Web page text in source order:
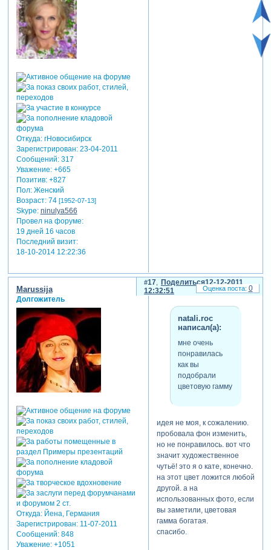
Откуда:гНовосибирск
Зарегистрирован: 23-04-2011
Сообщений:317
Уважение: +665
Позитив: +827
Пол:Женский
Возраст:74 [1952-07-13]
Skype: ninulya566
Провел на форуме:
19 дней 16 часов
Последний визит:
18-10-2014 12:22:36
Поделиться
17
12-12-2011
12:32:51
Marussija
Долгожитель
Откуда:Йена, Германия
Зарегистрирован: 11-07-2011
Сообщений:848
Уважение: +1051
natali.roc
написал(а):
мне очень
понравилась
как вы
подобрали
цветовую гамму
идея не моя, к сожалению.
пробовала фон изменить,
но не понравилось. вот что
значит художественное
чутьё! это я о кате, конечно.
на этот цвет ложится любой
другой. а на
использованных фото, если
вы заметили, цветовая
гамма богатая.
спасибо.
0